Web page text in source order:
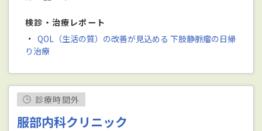
検診・治療レポート
・ QOL（生活の質）の改善が見込める 下肢静脈瘤の日帰
り治療
診療時間外
服部内科クリニック